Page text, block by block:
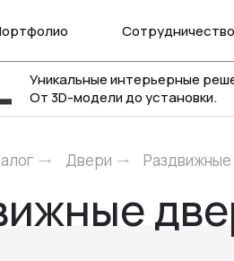
Сотрудничество
Уникальные интерьерные
От 3D-модели до установки.
Двери